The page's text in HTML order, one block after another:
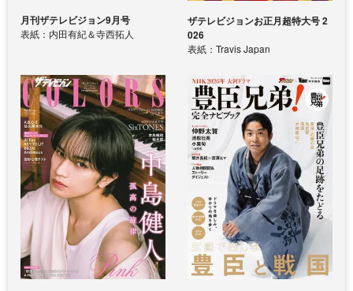
月刊ザテレビジョン9月号
表紙：内田有紀＆寺西拓人
ザテレビジョンお正月超特大号 2
026
表紙：Travis Japan